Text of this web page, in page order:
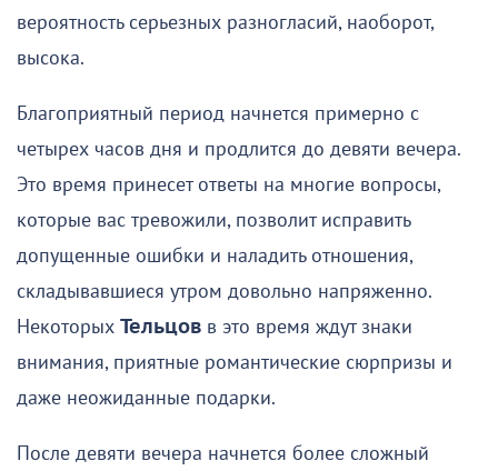
вероятность серьезных разногласий, наоборот,
высока.
Благоприятный период начнется примерно с
четырех часов дня и продлится до девяти вечера.
Это время принесет ответы на многие вопросы,
которые вас тревожили, позволит исправить
допущенные ошибки и наладить отношения,
складывавшиеся утром довольно напряженно.
Некоторых Тельцов в это время ждут знаки
внимания, приятные романтические сюрпризы и
даже неожиданные подарки.
После девяти вечера начнется более сложный